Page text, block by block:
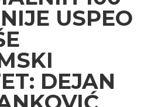
USPEO
DEJAN